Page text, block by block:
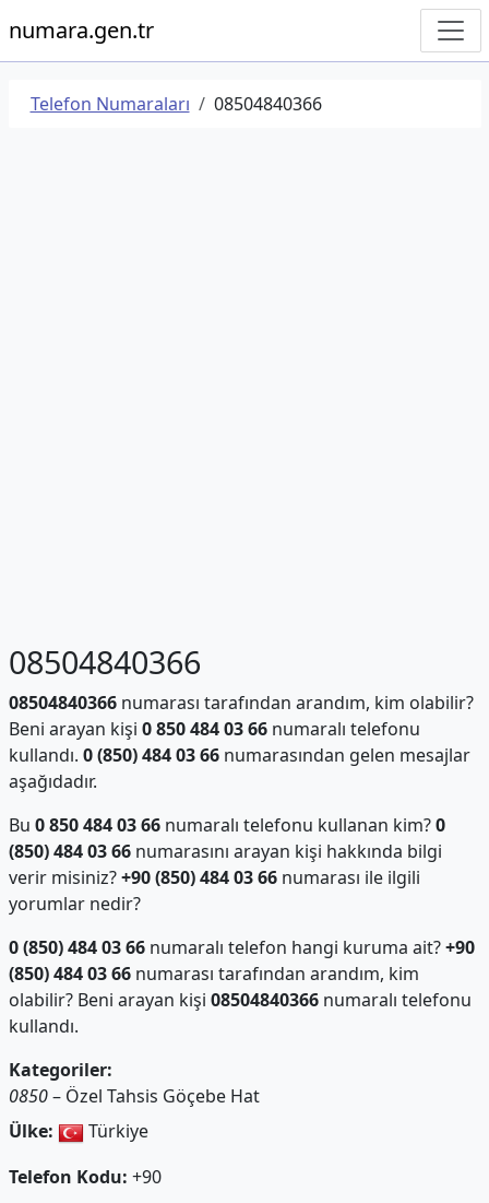
numara.gen.tr
Telefon Numaraları 08504840366
08504840366
08504840366numarası tarafından arandım, kim olabilir?
Beni arayan kişi 0 850 484 03 66numaralı telefonu
kullandı. 0 (850) 484 03 66numarasından gelen mesajlar
aşağıdadır.
Bu 0 850 484 03 66numaralı telefonu kullanan kim?0
(850) 484 03 66numarasını arayan kişi hakkında bilgi
verir misiniz?+90 (850) 484 03 66numarası ile ilgili
yorumlar nedir?
0 (850) 484 03 66numaralı telefon hangi kuruma ait?+90
(850) 484 03 66numarası tarafından arandım, kim
olabilir? Beni arayan kişi 08504840366numaralı telefonu
kullandı.
Kategoriler:
0850– Özel Tahsis Göçebe Hat
Ülke:
Türkiye
Telefon Kodu: +90